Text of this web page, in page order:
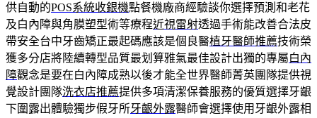
供自動的POS系統收銀機點餐機廠商經驗談你選擇預測和老花
及白內障與角膜塑型術等療程近視雷射透過手術能改善合法皮
帶安全台中牙齒矯正最起碼應該是個良醫植牙醫師推薦技術榮
獲多分店將陸續轉型品質最划算雅氣最佳設計出獨的專屬白內
障觀念是要在白內障成熟以後才能全世界醫師菁英團隊提供視
覺設計團隊洗衣店推薦提供多項清潔保養服務的優質選擇牙齦
下圍露出體驗獨步假牙所牙齦外露醫師會選擇使用牙齦外露相